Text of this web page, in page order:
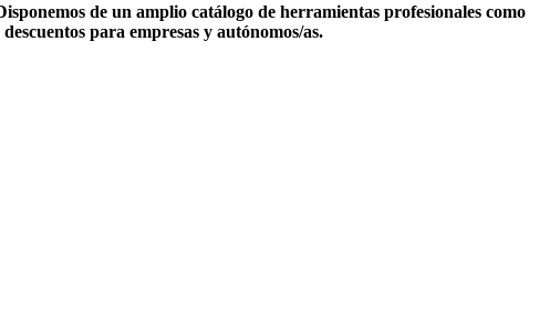
de un amplio catálogo de herramientas profesionales como
para empresas y autónomos/as.